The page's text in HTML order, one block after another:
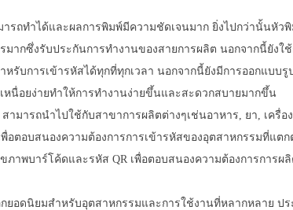
ารถทำได้และผลการพิมพ์มีความชัดเจนมาก ยิ่งไปกว่านั้นหัว
ากซึ่งรับประกันการทำงานของสายการผลิต นอกจากนี้ยังใช้
รับการเข้ารหัสได้ทุกที่ทุกเวลา นอกจากนี้ยังมีการออกแบบ
นื่อยง่ายทำให้การทำงานง่ายขึ้นและสะดวกสบายมากขึ้น
มารถนำไปใช้กับสาขาการผลิตต่างๆเช่นอาหาร, ยา, เครื่อ
อตอบสนองความต้องการการเข้ารหัสของอุตสาหกรรมที่แต
าพบาร์โค้ดและรหัส QR เพื่อตอบสนองความต้องการการผ
กยอดนิยมสำหรับอุตสาหกรรมและการใช้งานที่หลากหลาย ป